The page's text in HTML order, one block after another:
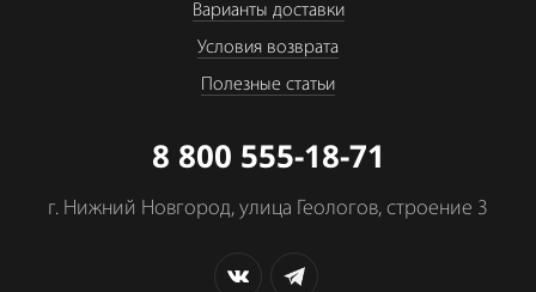
Варианты доставки
Условия возврата
Полезные статьи
8 800 555-18-71
г. Нижний Новгород, улица Геологов, строение 3